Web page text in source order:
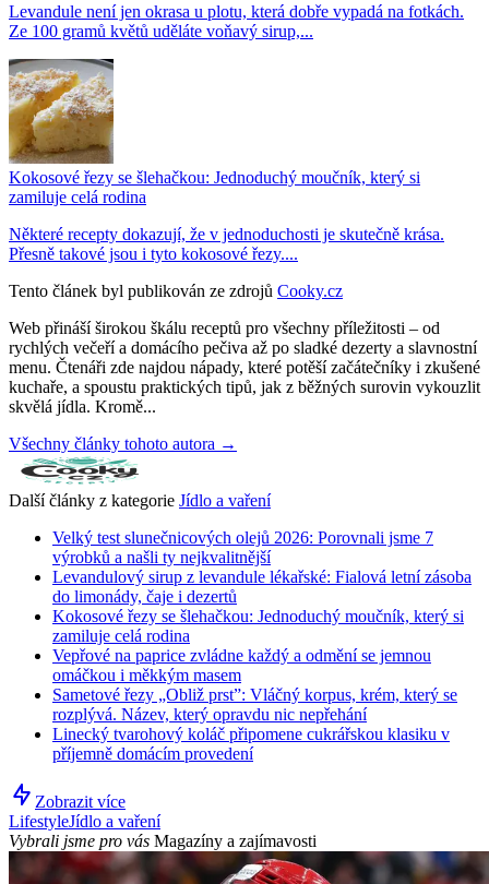
Levandule není jen okrasa u plotu, která dobře vypadá na fotkách.
Ze 100 gramů květů uděláte voňavý sirup,...
Kokosové řezy se šlehačkou: Jednoduchý moučník, který si
zamiluje celá rodina
Některé recepty dokazují, že v jednoduchosti je skutečně krása.
Přesně takové jsou i tyto kokosové řezy....
Tento článek byl publikován ze zdrojů Cooky.cz
Web přináší širokou škálu receptů pro všechny příležitosti – od
rychlých večeří a domácího pečiva až po sladké dezerty a slavnostní
menu. Čtenáři zde najdou nápady, které potěší začátečníky i zkušené
kuchaře, a spoustu praktických tipů, jak z běžných surovin vykouzlit
skvělá jídla. Kromě...
Všechny články tohoto autora →
Další články z kategorie Jídlo a vaření
Velký test slunečnicových olejů 2026: Porovnali jsme 7
výrobků a našli ty nejkvalitnější
Levandulový sirup z levandule lékařské: Fialová letní zásoba
do limonády, čaje i dezertů
Kokosové řezy se šlehačkou: Jednoduchý moučník, který si
zamiluje celá rodina
Vepřové na paprice zvládne každý a odmění se jemnou
omáčkou i měkkým masem
Sametové řezy „Obliž prst”: Vláčný korpus, krém, který se
rozplývá. Název, který opravdu nic nepřehání
Linecký tvarohový koláč připomene cukrářskou klasiku v
příjemně domácím provedení
Zobrazit více
LifestyleJídlo a vaření
Vybrali jsme pro vás Magazíny a zajímavosti